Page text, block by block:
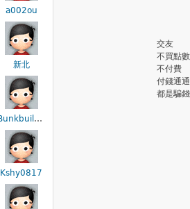
a002ou
新北
Bunkbuilder
Kshy0817
交友
不買點數
不付費
付錢通通
都是騙錢